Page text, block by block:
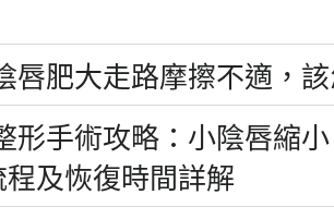
唇肥大走路摩擦不適，
形手術攻略：小陰唇縮
及恢復時間詳解